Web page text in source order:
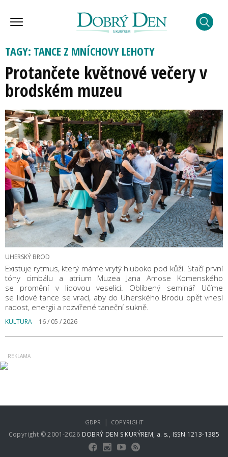
TAGY: TANCE Z MNÍCHOVY LEHOTY
Protančete květnové večery v
brodském muzeu
UHERSKÝ BROD
Existuje rytmus, který máme vrytý hluboko pod kůží. Stačí první
tóny cimbálu a atrium Muzea Jana Amose Komenského
se promění v lidovou veselici. Oblíbený seminář Učíme
se lidové tance se vrací, aby do Uherského Brodu opět vnesl
radost, energii a rozvířené taneční sukně.
KULTURA 16 / 05 / 2026
Copyright © 2001-2026 DOBRÝ DEN S KURÝREM, a. s., ISSN 1213-1385
GDPR | COPYRIGHT